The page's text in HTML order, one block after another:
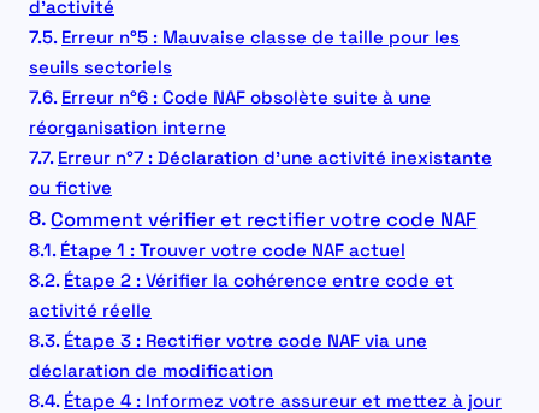
d’activité
Erreur n°5 : Mauvaise classe de taille pour les
seuils sectoriels
Erreur n°6 : Code NAF obsolète suite à une
réorganisation interne
Erreur n°7 : Déclaration d’une activité inexistante
ou fictive
Comment vérifier et rectifier votre code NAF
Étape 1 : Trouver votre code NAF actuel
Étape 2 : Vérifier la cohérence entre code et
activité réelle
Étape 3 : Rectifier votre code NAF via une
déclaration de modification
Étape 4 : Informez votre assureur et mettez à jour